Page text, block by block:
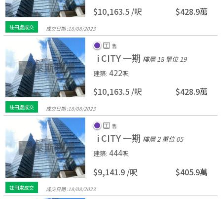
$10,163.5 /呎 $428.9萬
註冊處成交 成交日期 :18/08/2023
工 售
i CITY 一期 樓層 18 單位 19
建築: 422呎
$10,163.5 /呎 $428.9萬
註冊處成交 成交日期 :18/08/2023
工 售
i CITY 一期 樓層 2 單位 05
建築: 444呎
$9,141.9 /呎 $405.9萬
註冊處成交 成交日期 : 18/08/2023